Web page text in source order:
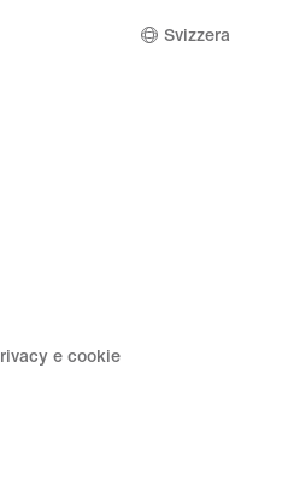
Svizzera
e cookie